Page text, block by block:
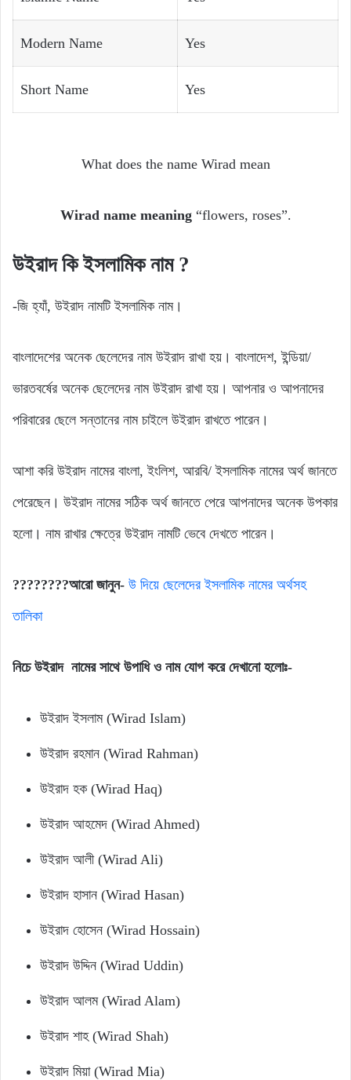
Modern Name Yes
Short Name Yes
What does the name Wirad mean
Wirad name meaning “flowers, roses”.
উইরাদ কি ইসলামিক নাম ?
-জি হ্যাঁ, উইরাদ নামটি ইসলামিক নাম।
বাংলাদেশের অনেক ছেলেদের নাম উইরাদ রাখা হয়। বাংলাদেশ, ইন্ডিয়া/
ভারতবর্ষের অনেক ছেলেদের নাম উইরাদ রাখা হয়। আপনার ও আপনাদের
পরিবারের ছেলে সন্তানের নাম চাইলে উইরাদ রাখতে পারেন।
আশা করি উইরাদ নামের বাংলা, ইংলিশ, আরবি/ ইসলামিক নামের অর্থ জানতে
পেরেছেন। উইরাদ নামের সঠিক অর্থ জানতে পেরে আপনাদের অনেক উপকার
হলো। নাম রাখার ক্ষেত্রে উইরাদ নামটি ভেবে দেখতে পারেন।
????????আরো জানুন- উ দিয়ে ছেলেদের ইসলামিক নামের অর্থসহ
তালিকা
নিচে উইরাদ নামের সাথে উপাধি ও নাম যোগ করে দেখানো হলোঃ-
উইরাদ ইসলাম (Wirad Islam)
উইরাদ রহমান (Wirad Rahman)
উইরাদ হক (Wirad Haq)
উইরাদ আহমেদ (Wirad Ahmed)
উইরাদ আলী (Wirad Ali)
উইরাদ হাসান (Wirad Hasan)
উইরাদ হোসেন (Wirad Hossain)
উইরাদ উদ্দিন (Wirad Uddin)
উইরাদ আলম (Wirad Alam)
উইরাদ শাহ (Wirad Shah)
উইরাদ মিয়া (Wirad Mia)